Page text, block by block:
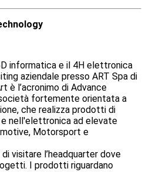
informatica e il 4H elettronica
aziendale presso ART Spa di
è l’acronimo di Advance
fortemente orientata a
che realizza prodotti di
nell'elettronica ad elevate
Motorsport e
visitare l’headquarter dove
I prodotti riguardano